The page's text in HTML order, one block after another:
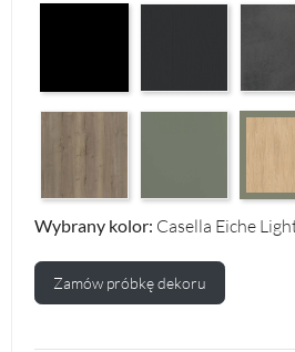
Reed Green F143
Wybrany kolor: Casella Eiche
Zamów próbkę dekoru